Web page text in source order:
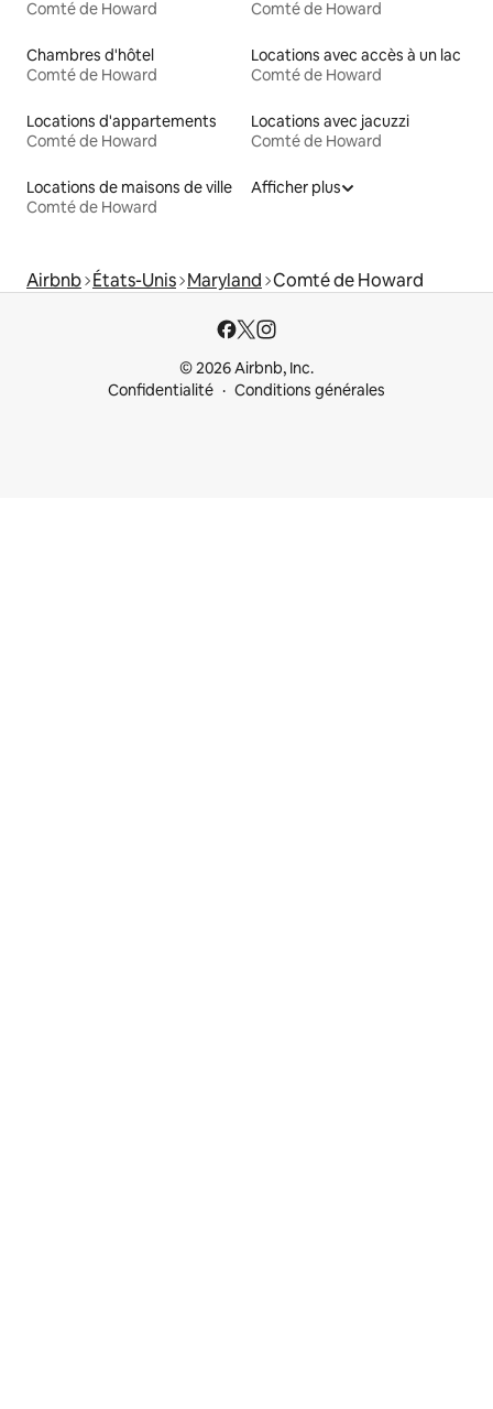
Comté de Howard Comté de Howard
Chambres d'hôtel
Comté de Howard
Locations avec accès à un lac
Comté de Howard
Locations d'appartements
Comté de Howard
Locations avec jacuzzi
Comté de Howard
Locations de maisons de ville
Comté de Howard
Afficher plus
Airbnb États-Unis Maryland Comté de Howard
© 2026 Airbnb, Inc.
Confidentialité
Conditions générales